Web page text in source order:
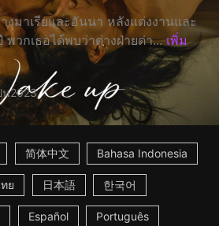
งมาเรียและอันนา หลังแต่งงานและ
วกเธอได้พบว่าต่างฝ่ายต่า... เพิ่ม
น2023
简体中文 Bahasa Indonesia
ย 日本語 한국어
Español Português